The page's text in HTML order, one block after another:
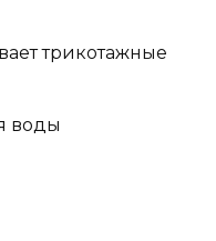
трикотажные
воды